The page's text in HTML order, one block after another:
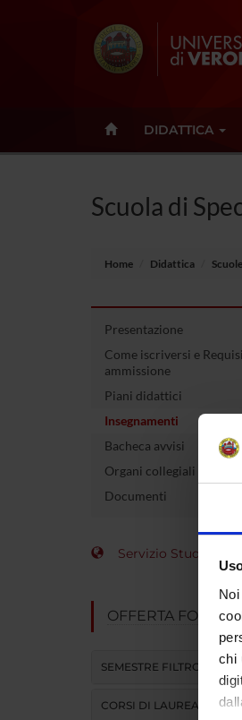
chi
DIDATTICA
Scuola di
Home Didattica
Presentazione
Come iscriversi e
ammissione
Piani didattici
Insegnamenti
Bacheca avvisi
Organi collegiali e di
Documenti
Servizio Studenti
OFFERTA
SEMESTRE FILTRO
CORSI DI LAUREA